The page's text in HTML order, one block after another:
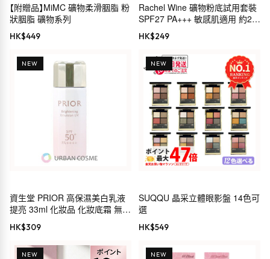
【附贈品】MiMC 礦物柔滑胭脂 粉
狀胭脂 礦物系列
HK$449
Rachel Wine 礦物粉底試用套裝
SPF27 PA+++ 敏感肌適用 約2週
用量
HK$249
NEW
資生堂 PRIOR 高保濕美白乳液
提亮 33ml 化妝品 化妝底霜 無粉
底 防曬 乾燥 保濕 滋潤 抗衰老
黑色素 色斑 雀斑 傳明酸 敏感肌
乾燥肌 30代 40代 50代 60代
HK$309
NEW
SUQQU 晶采立體眼影盤 14色可
選
HK$549
NEW NEW